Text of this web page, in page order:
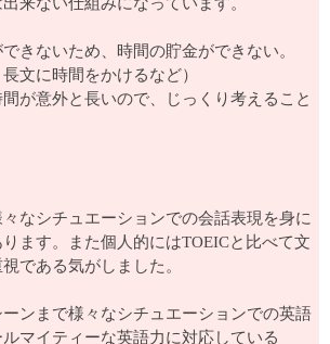
きないため、時間の貯金ができない。
文に時間をかけるなど）
が意外と長いので、じっくり考えること
なシチュエーションでの会話表現を身に
ます。また個人的にはTOEICと比べて文
である気がしました。
ンまで様々なシチュエーションでの英語
マイティーな英語力に対応している